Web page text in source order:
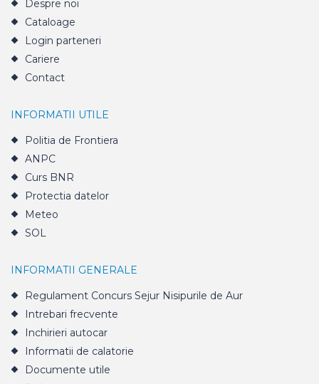
Despre noi
Cataloage
Login parteneri
Cariere
Contact
INFORMATII UTILE
Politia de Frontiera
ANPC
Curs BNR
Protectia datelor
Meteo
SOL
INFORMATII GENERALE
Regulament Concurs Sejur Nisipurile de Aur
Intrebari frecvente
Inchirieri autocar
Informatii de calatorie
Documente utile